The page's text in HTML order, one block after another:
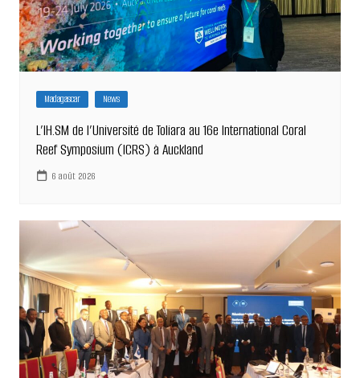
Madagascar News
L’IH.SM de l’Université de Toliara au 16e International Coral
Reef Symposium (ICRS) à Auckland
6 août 2026